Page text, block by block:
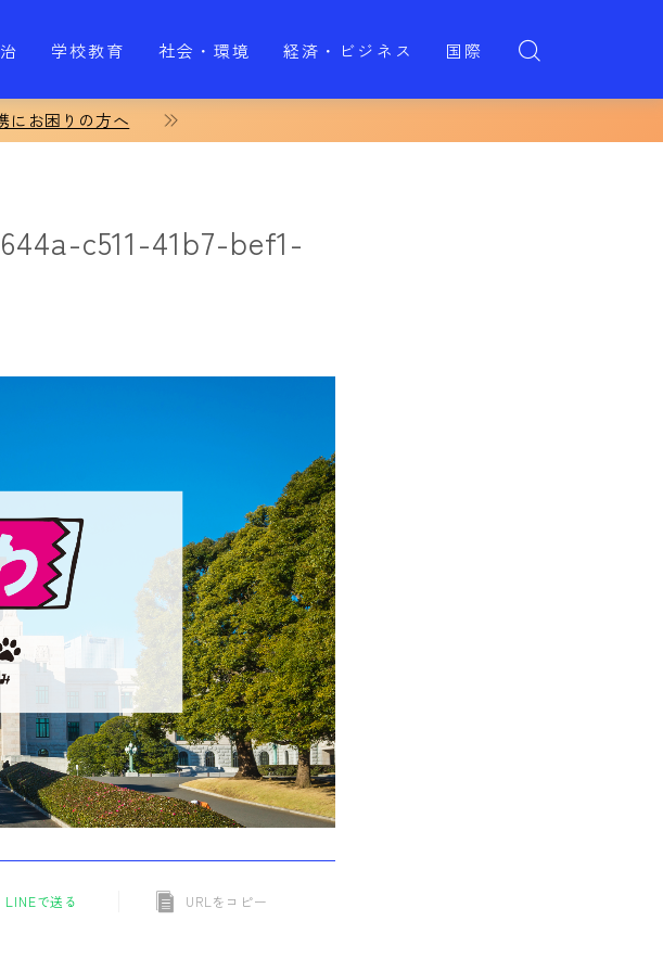
学校教育 社会・環境 経済・ビジネス 国際
にお困りの方へ
c511-41b7-bef1-
LINEで送る URLをコピー